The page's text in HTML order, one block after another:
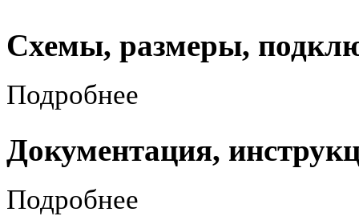
Схемы, размеры,
Подробнее
Документация,
Подробнее